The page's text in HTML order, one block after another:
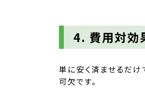
4. 費用対効
単に安く済ませるだけ
可欠です。